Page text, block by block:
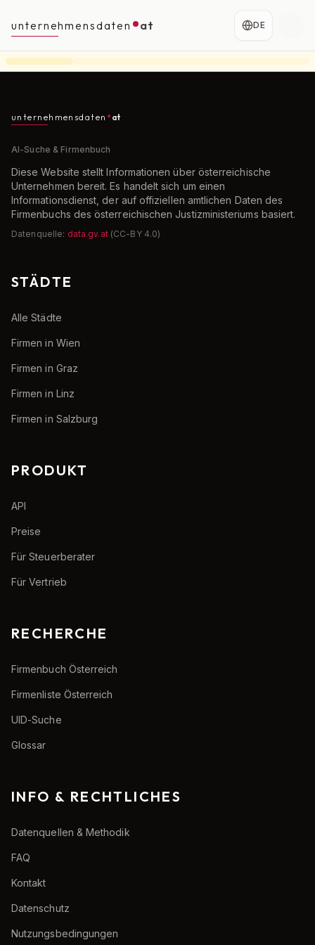
unternehmensdaten at DE
unternehmensdaten at
AI-Suche & Firmenbuch
Diese Website stellt Informationen über österreichische
Unternehmen bereit. Es handelt sich um einen
Informationsdienst, der auf offiziellen amtlichen Daten des
Firmenbuchs des österreichischen Justizministeriums basiert.
Datenquelle: data.gv.at (CC-BY 4.0)
STÄDTE
Alle Städte
Firmen in Wien
Firmen in Graz
Firmen in Linz
Firmen in Salzburg
PRODUKT
API
Preise
Für Steuerberater
Für Vertrieb
RECHERCHE
Firmenbuch Österreich
Firmenliste Österreich
UID-Suche
Glossar
INFO & RECHTLICHES
Datenquellen & Methodik
FAQ
Kontakt
Datenschutz
Nutzungsbedingungen